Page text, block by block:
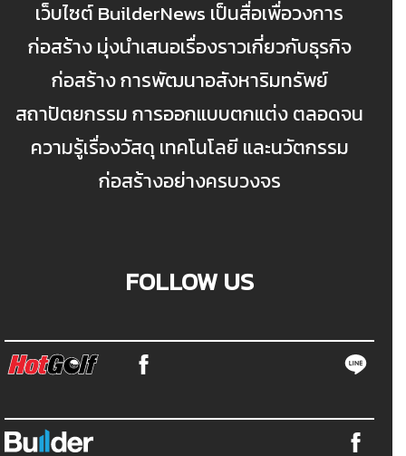
เว็บไซต์ BuilderNews เป็นสื่อเพื่อวงการ
ก่อสร้าง มุ่งนำเสนอเรื่องราวเกี่ยวกับธุรกิจ
ก่อสร้าง การพัฒนาอสังหาริมทรัพย์
สถาปัตยกรรม การออกแบบตกแต่ง ตลอดจน
ความรู้เรื่องวัสดุ เทคโนโลยี และนวัตกรรม
ก่อสร้างอย่างครบวงจร
FOLLOW US